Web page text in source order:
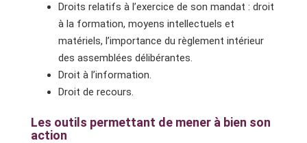
Droits relatifs à l’exercice de son mandat : droit
à la formation, moyens intellectuels et
matériels, l’importance du règlement intérieur
des assemblées délibérantes.
Droit à l’information.
Droit de recours.
Les outils permettant de mener à bien son
action